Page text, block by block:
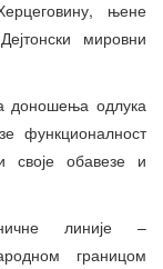
њене
мировни
доношења одлука
функционалност
своје обавезе и
линије –
границом